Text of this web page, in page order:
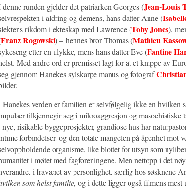
denne runden gjelder det patriarken Georges (Jean-Louis
i aldring og demens, hans datter Anne (
rikdom i ekteskap med Lawrence (Toby Jones),
Franz Rogowski) – hennes bror Thomas (Mathieu
etter en ulykke, mens hans datter Eve (Fantine
Med andre ord er premisset lagt for at et knippe av
gjennom Hanekes sylskarpe manus og fotograf
Hanekes verden er familien er selvfølgelig ikke en hvilken
tilkjennegir seg i mikroaggresjon og masochistiske
nye, risikable byggeprosjekter, grandiose hus har
forbindelser, og den totale mangelen på åpenhet mot
organisme, like blottet for utsyn som
i møtet med fagforeningene. Men nettopp i det
i fraværet av personlighet, særlig hos søsknene
som helst familie, og i dette ligger også filmens mest